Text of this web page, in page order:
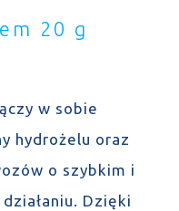
20 g
w sobie
hydrożelu oraz
o szybkim i
Dzięki